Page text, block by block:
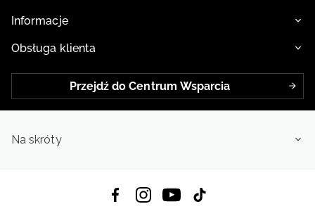
Informacje
Obsługa klienta
Przejdź do Centrum Wsparcia
Na skróty